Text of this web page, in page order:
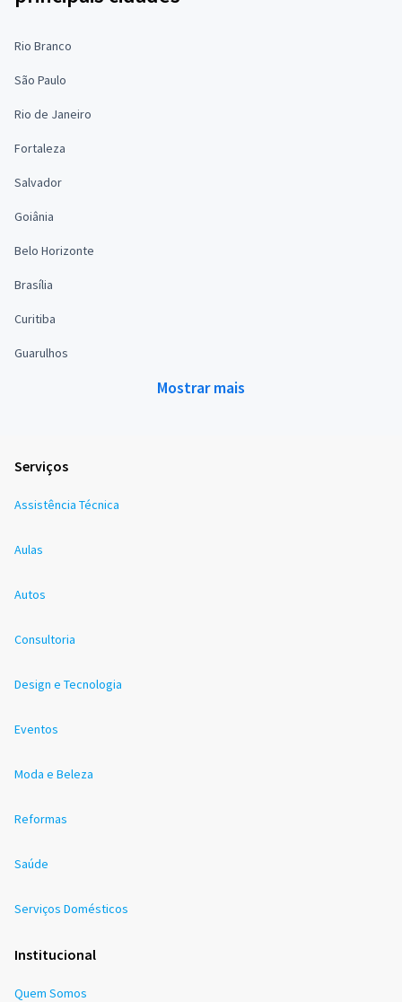
Rio Branco
São Paulo
Rio de Janeiro
Fortaleza
Salvador
Goiânia
Belo Horizonte
Brasília
Curitiba
Guarulhos
Mostrar mais
Serviços
Assistência Técnica
Aulas
Autos
Consultoria
Design e Tecnologia
Eventos
Moda e Beleza
Reformas
Saúde
Serviços Domésticos
Institucional
Quem Somos